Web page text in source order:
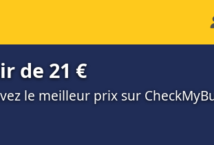
de 21 €
le meilleur prix sur